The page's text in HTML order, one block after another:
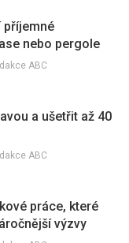
příjemné
nebo pergole
ABC
a ušetřit až 40
ABC
práce, které
výzvy